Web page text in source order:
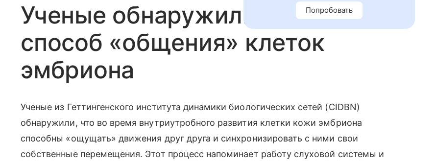
Ученые обнаружили новый
способ «общения» клеток
эмбриона
Ученые из Геттингенского института динамики биологических сетей (CIDBN)
обнаружили, что во время внутриутробного развития клетки кожи эмбриона
способны «ощущать» движения друг друга и синхронизировать с ними свои
собственные перемещения. Этот процесс напоминает работу слуховой системы и
Попробовать